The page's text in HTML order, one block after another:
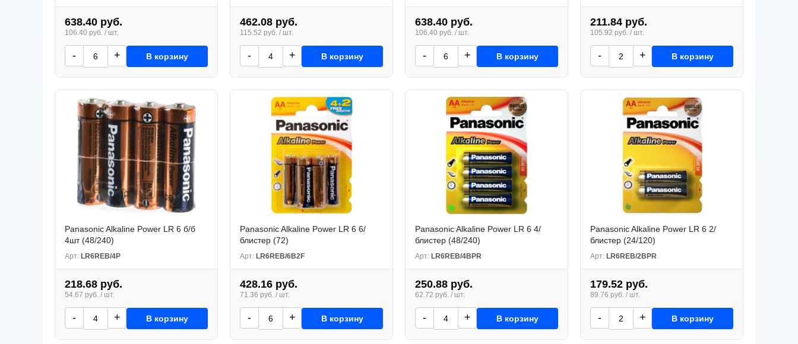
638.40 руб.
106.40 руб. / шт.
- + В корзину
462.08 руб.
115.52 руб. / шт.
- + В корзину
638.40 руб.
106.40 руб. / шт.
- + В корзину
211.84 руб.
105.92 руб. / шт.
- + В корзину
Panasonic Alkaline Power LR 6 б/б
4шт (48/240)
Арт: LR6REB/4P
218.68 руб.
54.67 руб. / шт.
- + В корзину
Panasonic Alkaline Power LR 6 6/
блистер (72)
Арт: LR6REB/6B2F
428.16 руб.
71.36 руб. / шт.
- + В корзину
Panasonic Alkaline Power LR 6 4/
блистер (48/240)
Арт: LR6REB/4BPR
250.88 руб.
62.72 руб. / шт.
- + В корзину
Panasonic Alkaline Power LR 6 2/
блистер (24/120)
Арт: LR6REB/2BPR
179.52 руб.
89.76 руб. / шт.
- + В корзину